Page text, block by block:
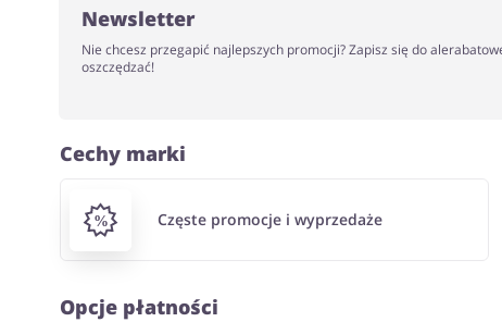
Newsletter
Nie chcesz przegapić najlepszych promocji? Zapisz się do
oszczędzać!
Cechy marki
Częste promocje i wyprzedaże
Opcje płatności